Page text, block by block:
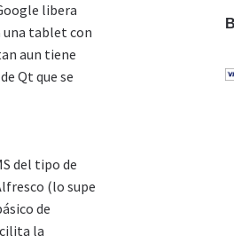
libera
una tablet con
aun tiene
Qt que se
del tipo de
(lo supe
de
la